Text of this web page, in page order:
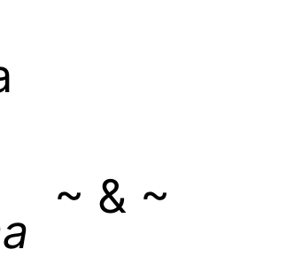
~ & ~